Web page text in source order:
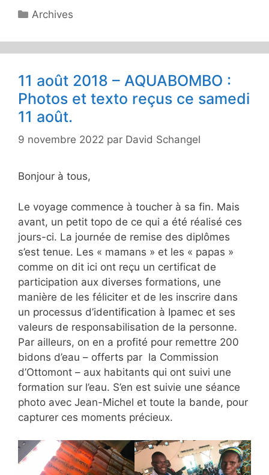
Catégories
Archives
11 août 2018 – AQUABOMBO :
Photos et texto reçus ce samedi
11 août.
9 novembre 2022 par David Schangel
Bonjour à tous,
Le voyage commence à toucher à sa fin. Mais
avant, un petit topo de ce qui a été réalisé ces
jours-ci. La journée de remise des diplômes
s’est tenue. Les « mamans » et les « papas »
comme on dit ici ont reçu un certificat de
participation aux diverses formations, une
manière de les féliciter et de les inscrire dans
un processus d’identification à Ipamec et ses
valeurs de responsabilisation de la personne.
Par ailleurs, on en a profité pour remettre 200
bidons d’eau – offerts par la Commission
d’Ottomont – aux habitants qui ont suivi une
formation sur l’eau. S’en est suivie une séance
photo avec Jean-Michel et toute la bande, pour
capturer ces moments précieux.